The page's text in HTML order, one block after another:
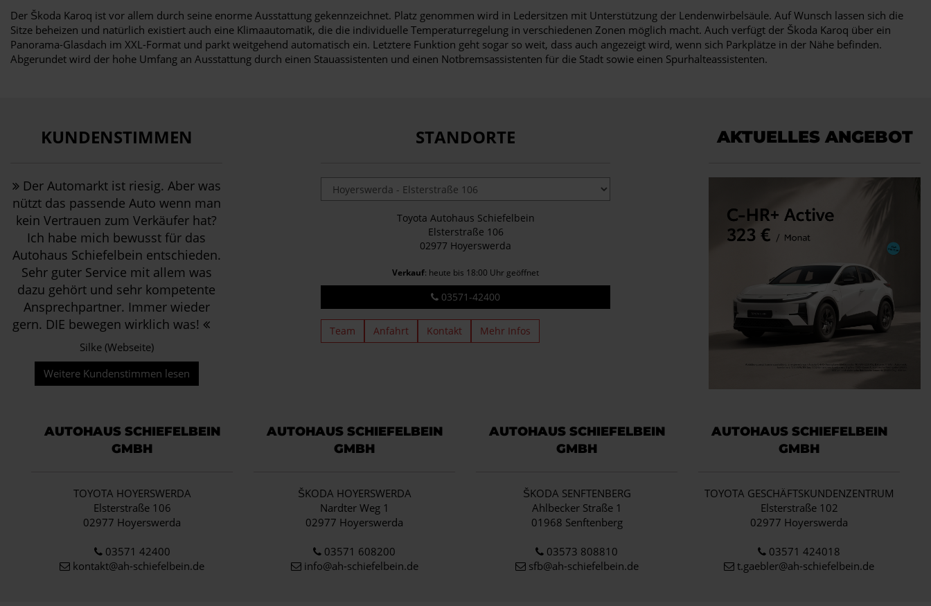
Der Škoda Karoq ist vor allem durch seine enorme Ausstattung gekennzeichnet. Platz genommen wird in Ledersitzen mit Unterstützung der Lendenwirbelsäule. Auf Wunsch lassen sich die
Sitze beheizen und natürlich existiert auch eine Klimaautomatik, die die individuelle Temperaturregelung in verschiedenen Zonen möglich macht. Auch verfügt der Škoda Karoq über ein
Panorama-Glasdach im XXL-Format und parkt weitgehend automatisch ein. Letztere Funktion geht sogar so weit, dass auch angezeigt wird, wenn sich Parkplätze in der Nähe befinden.
Abgerundet wird der hohe Umfang an Ausstattung durch einen Stauassistenten und einen Notbremsassistenten für die Stadt sowie einen Spurhalteassistenten.
KUNDENSTIMMEN
Der Automarkt ist riesig. Aber was
nützt das passende Auto wenn man
kein Vertrauen zum Verkäufer hat?
Ich habe mich bewusst für das
Autohaus Schiefelbein entschieden.
Sehr guter Service mit allem was
dazu gehört und sehr kompetente
Ansprechpartner. Immer wieder
gern. DIE bewegen wirklich was!
Silke (Webseite)
Weitere Kundenstimmen lesen
STANDORTE
Toyota Autohaus Schiefelbein
Elsterstraße 106
02977 Hoyerswerda
Verkauf: heute bis 18:00 Uhr geöffnet
03571-42400
Team Anfahrt Kontakt Mehr Infos
AKTUELLES ANGEBOT
AUTOHAUS SCHIEFELBEIN
GMBH
TOYOTA HOYERSWERDA
Elsterstraße 106
02977 Hoyerswerda
03571 42400
kontakt@ah-schiefelbein.de
AUTOHAUS SCHIEFELBEIN
GMBH
ŠKODA HOYERSWERDA
Nardter Weg 1
02977 Hoyerswerda
03571 608200
info@ah-schiefelbein.de
AUTOHAUS SCHIEFELBEIN
GMBH
ŠKODA SENFTENBERG
Ahlbecker Straße 1
01968 Senftenberg
03573 808810
sfb@ah-schiefelbein.de
AUTOHAUS SCHIEFELBEIN
GMBH
TOYOTA GESCHÄFTSKUNDENZENTRUM
Elsterstraße 102
02977 Hoyerswerda
03571 424018
t.gaebler@ah-schiefelbein.de